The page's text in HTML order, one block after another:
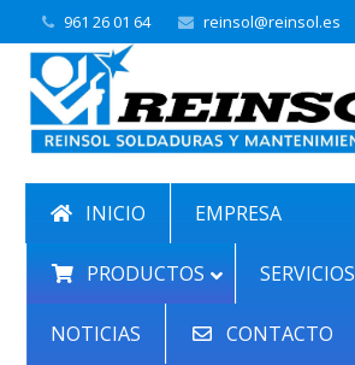
961 26 01 64 reinsol@reinsol.es
INICIO EMPRESA
PRODUCTOS SERVICIOS
NOTICIAS CONTACTO